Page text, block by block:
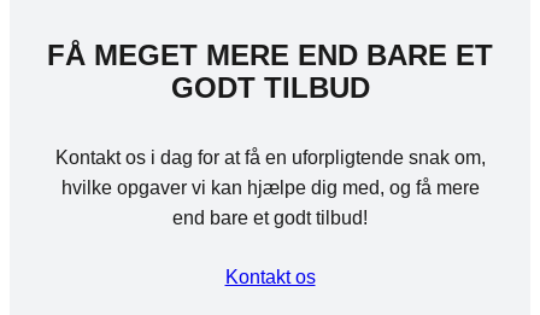
FÅ MEGET MERE END BARE ET
GODT TILBUD
Kontakt os i dag for at få en uforpligtende snak om,
hvilke opgaver vi kan hjælpe dig med, og få mere
end bare et godt tilbud!
Kontakt os